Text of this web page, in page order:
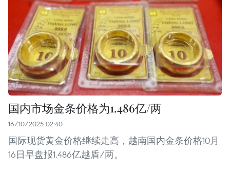
国内市场金条价格为1.486亿/两
16/10/2025 02:40
国际现货黄金价格继续走高，越南国内金条价格10月
16日早盘报1.486亿越盾/两。